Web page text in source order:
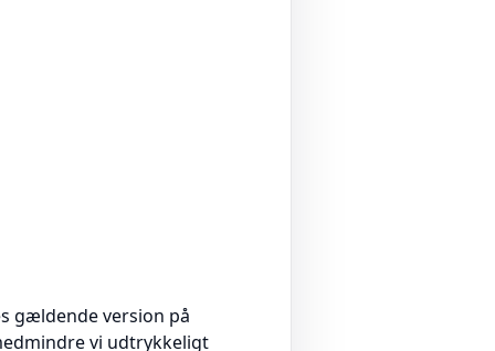
gældende version på
vi udtrykkeligt